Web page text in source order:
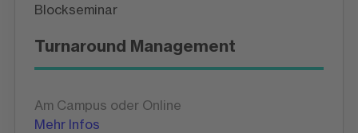
Blockseminar
Turnaround Management
Am Campus oder Online
Mehr Infos